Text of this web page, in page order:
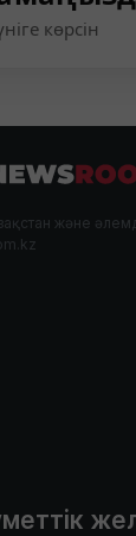
көрсін
және